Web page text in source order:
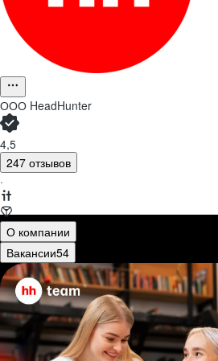
ООО HeadHunter
4,5
247 отзывов
·
О компании
Вакансии54